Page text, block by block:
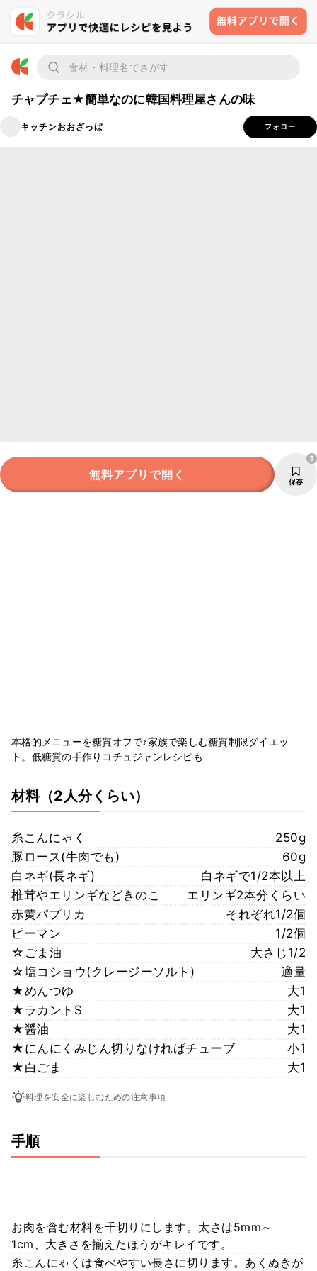
チャプチェ★簡単なのに韓国料理屋さんの味
キッチンおおざっぱ フォロー
無料アプリで開く 保存
3
本格的メニューを糖質オフで♪家族で楽しむ糖質制限ダイエッ
ト。低糖質の手作りコチュジャンレシピも
材料（2人分くらい）
糸こんにゃく
250g
豚ロース(牛肉でも)
60g
白ネギ(長ネギ)
白ネギで1/2本以上
椎茸やエリンギなどきのこ
エリンギ2本分くらい
赤黄パプリカ
それぞれ1/2個
ピーマン
1/2個
☆ごま油
大さじ1/2
☆塩コショウ(クレージーソルト)
適量
★めんつゆ
大1
★ラカントS
大1
★醤油
大1
★にんにくみじん切りなければチューブ
小1
★白ごま
大1
料理を安全に楽しむための注意事項
手順
お肉を含む材料を千切りにします。太さは5mm～
1cm、大きさを揃えたほうがキレイです。
糸こんにゃくは食べやすい長さに切ります。あくぬきが